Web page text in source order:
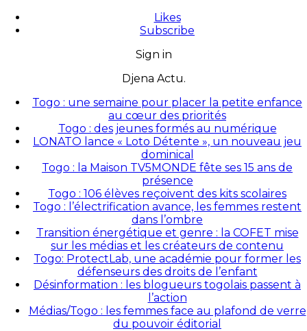
Likes
Subscribe
Sign in
Djena Actu.
Togo : une semaine pour placer la petite enfance
au cœur des priorités
Togo : des jeunes formés au numérique
LONATO lance « Loto Détente », un nouveau jeu
dominical
Togo : la Maison TV5MONDE fête ses 15 ans de
présence
Togo : 106 élèves reçoivent des kits scolaires
Togo : l’électrification avance, les femmes restent
dans l’ombre
Transition énergétique et genre : la COFET mise
sur les médias et les créateurs de contenu
Togo: ProtectLab, une académie pour former les
défenseurs des droits de l’enfant
Désinformation : les blogueurs togolais passent à
l’action
Médias/Togo : les femmes face au plafond de verre
du pouvoir éditorial